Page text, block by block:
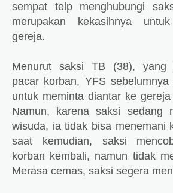
sempat telp menghubungi
merupakan kekasihnya
gereja.
Menurut saksi TB (38), yang
pacar korban, YFS sebelumnya
untuk meminta diantar ke
Namun, karena saksi sedang
wisuda, ia tidak bisa menemani
saat kemudian, saksi
korban kembali, namun tidak
Merasa cemas, saksi segera